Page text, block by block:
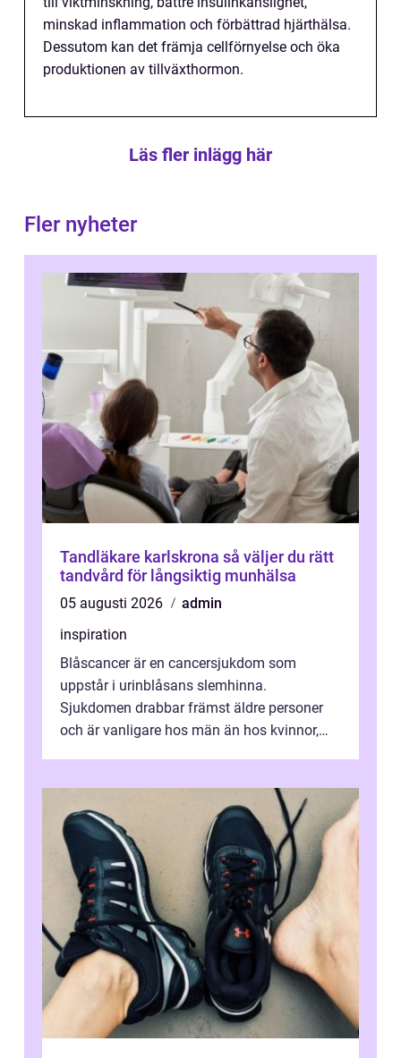
minskad inflammation och förbättrad hjärthälsa.
Dessutom kan det främja cellförnyelse och öka
produktionen av tillväxthormon.
Läs fler inlägg här
Fler nyheter
Tandläkare karlskrona så väljer du rätt
tandvård för långsiktig munhälsa
05 augusti 2026
admin
inspiration
Blåscancer är en cancersjukdom som
uppstår i urinblåsans slemhinna.
Sjukdomen drabbar främst äldre personer
och är vanligare hos män än hos kvinnor,